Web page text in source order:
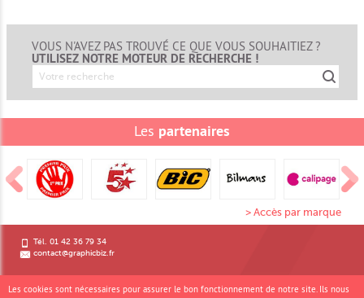
VOUS N'AVEZ PAS TROUVÉ CE QUE VOUS SOUHAITIEZ ?
UTILISEZ NOTRE MOTEUR DE RECHERCHE !
Les partenaires
> Accès par marque
Tél. 01 42 36 79 34
contact@graphicbiz.fr
Les cookies sont nécessaires pour assurer le bon fonctionnement de notre site. Ils nous